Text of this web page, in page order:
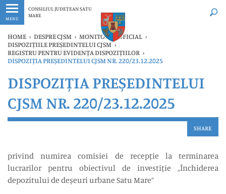
MENU
CONSILIUL JUDEȚEAN SATU
MARE
Ultimele
HOME › DESPRE CJSM › MONITORUL OFICIAL ›
DISPOZIȚIILE PREȘEDINTELUI CJSM ›
REGISTRU PENTRU EVIDENȚA DISPOZIȚIILOR ›
DISPOZIȚIA PREȘEDINTELUI CJSM NR. 220/23.12.2025
DISPOZIȚIA PREȘEDINTELUI
CJSM NR. 220/23.12.2025
SHARE
privind numirea comisiei de recepție la terminarea
lucrarilor pentru obiectivul de investiție „Închiderea
depozitului de deșeuri urbane Satu Mare”